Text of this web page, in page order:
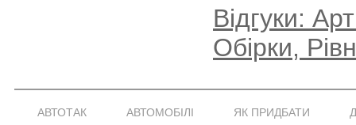
Відгуки:
Обірки,
АВТОТАК АВТОМОБІЛІ ЯК ПРИДБАТИ